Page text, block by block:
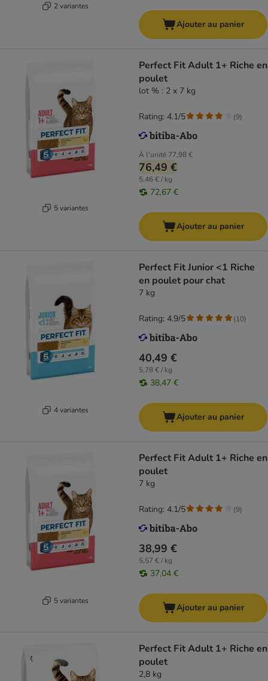
2 variantes
Ajouter au panier
5 variantes
Perfect Fit Adult 1+ Riche en
poulet
lot % : 2 x 7 kg
À l'unité 77,98 €
76,49 €
5,46 € / kg
72,67 €
Rating: 4.1/5 (9)
Ajouter au panier
4 variantes
Perfect Fit Junior <1 Riche
en poulet pour chat
7 kg
40,49 €
5,78 € / kg
38,47 €
Rating: 4.9/5 (10)
Ajouter au panier
5 variantes
Perfect Fit Adult 1+ Riche en
poulet
7 kg
38,99 €
5,57 € / kg
37,04 €
Rating: 4.1/5 (9)
Ajouter au panier
Perfect Fit Adult 1+ Riche en
poulet
2,8 kg